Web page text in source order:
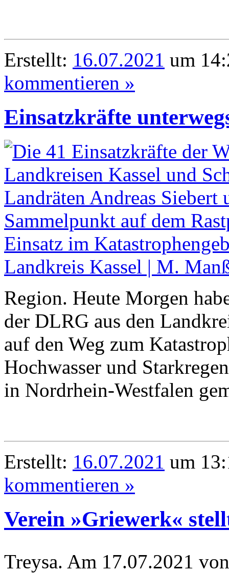
Erstellt: 16.07.2021 um
kommentieren »
Einsatzkräfte
Region. Heute Morgen
der DLRG aus den
auf den Weg zum
Hochwasser und
in Nordrhein-Westfalen
Erstellt: 16.07.2021 um
kommentieren »
Verein »Griewerk«
Treysa. Am 17.07.2021